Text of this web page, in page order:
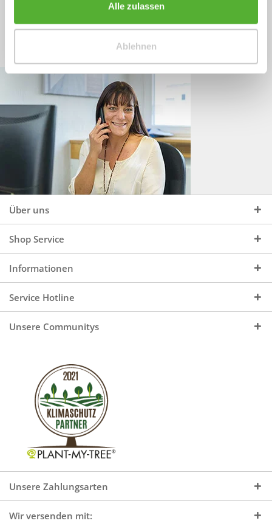
Alle zulassen
Ablehnen
+49 (0)4244 965 34 04
Mo - Do, 09:00 - 16:00 Uhr
und Fr, 09:00 - 13:00 Uhr
Über uns
Shop Service
Informationen
Service Hotline
Unsere Communitys
Unsere Zahlungsarten
Wir versenden mit: